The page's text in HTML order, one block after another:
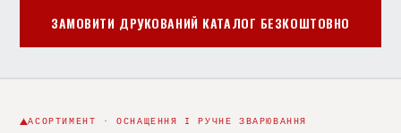
ЗАМОВИТИ ДРУКОВАНИЙ КАТАЛОГ БЕЗКОШТОВНО
АСОРТИМЕНТ · ОСНАЩЕННЯ І РУЧНЕ ЗВАРЮВАННЯ